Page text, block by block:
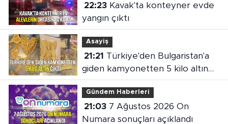
22:23Kavak'ta konteyner evde
yangın çıktı
Asayiş
21:21
giden kamyonetten 5 kilo altın
çıktı
Gündem Haberleri
21:037 Ağustos 2026 On
Numara sonuçları açıklandı